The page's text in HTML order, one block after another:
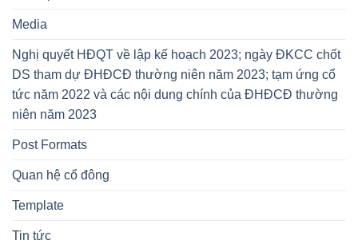
Media
Nghị quyết HĐQT về lập kế hoạch 2023; ngày ĐKCC chốt
DS tham dự ĐHĐCĐ thường niên năm 2023; tạm ứng cổ
tức năm 2022 và các nội dung chính của ĐHĐCĐ thường
niên năm 2023
Post Formats
Quan hệ cổ đông
Template
Tin tức